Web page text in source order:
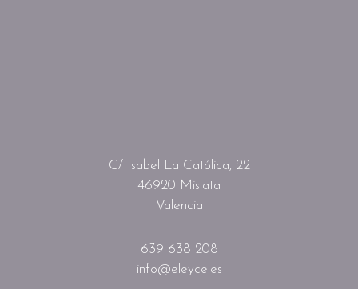
C/ Isabel La Católica, 22
46920 Mislata
Valencia
639 638 208
info@eleyce.es